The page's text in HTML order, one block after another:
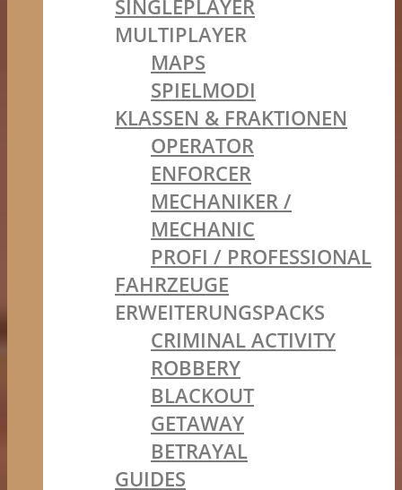
SINGLEPLAYER
MULTIPLAYER
MAPS
SPIELMODI
KLASSEN & FRAKTIONEN
OPERATOR
ENFORCER
MECHANIKER /
MECHANIC
PROFI / PROFESSIONAL
FAHRZEUGE
ERWEITERUNGSPACKS
CRIMINAL ACTIVITY
ROBBERY
BLACKOUT
GETAWAY
BETRAYAL
GUIDES